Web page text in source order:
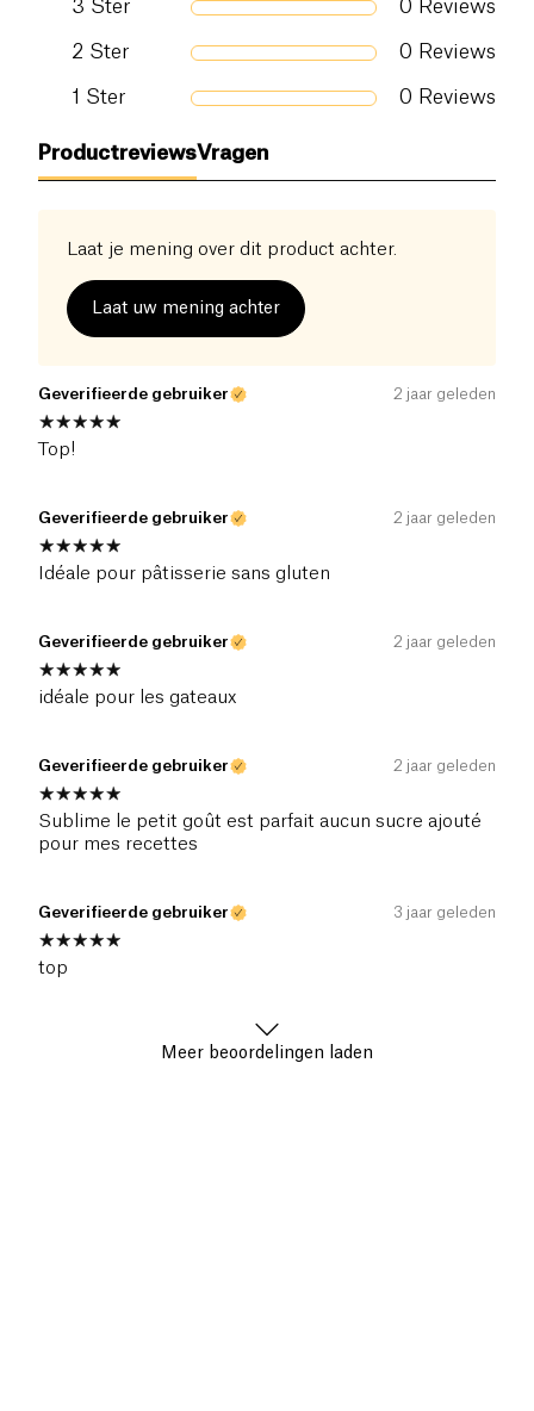
verwerkt, volgens de beste, deugdzaamste en
mogelijk zijn.
3 Ster 0 Reviews
2 Ster 0 Reviews
1 Ster 0 Reviews
ProductreviewsVragen
Laat je mening over dit product achter.
Laat uw mening achter
Geverifieerde gebruiker 2 jaar geleden
Top!
Geverifieerde gebruiker 2 jaar geleden
Idéale pour pâtisserie sans gluten
Geverifieerde gebruiker 2 jaar geleden
idéale pour les gateaux
Geverifieerde gebruiker 2 jaar geleden
Sublime le petit goût est parfait aucun sucre ajouté
pour mes recettes
Geverifieerde gebruiker 3 jaar geleden
top
Meer beoordelingen laden